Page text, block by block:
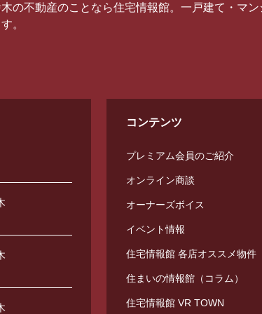
の不動産のことなら住宅情報館。一戸建て・マ
。
コンテンツ
プレミアム会員のご紹介
オンライン商談
オーナーズボイス
イベント情報
住宅情報館 各店オススメ物件
住まいの情報館（コラム）
住宅情報館 VR TOWN